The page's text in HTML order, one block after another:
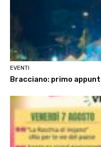
EVENTI
Bracciano: primo